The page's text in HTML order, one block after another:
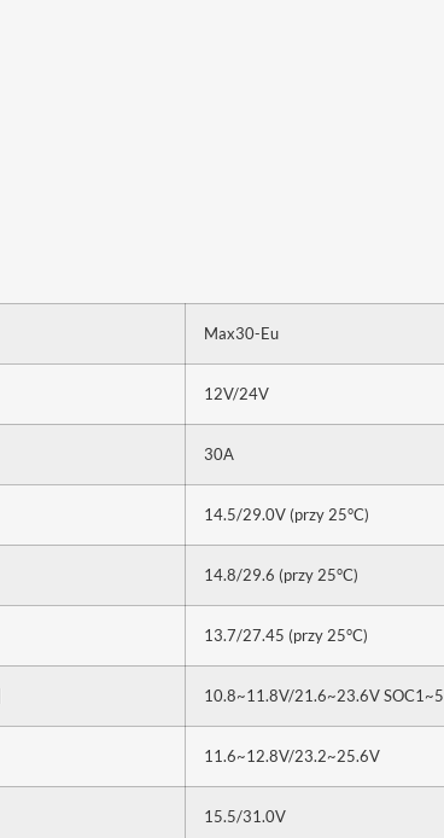
Max30-Eu
12V/24V
30A
14.5/29.0V (przy 25°C)
14.8/29.6 (przy 25°C)
13.7/27.45 (przy 25°C)
10.8~11.8V/21.6~23.6V SOC1~5
11.6~12.8V/23.2~25.6V
15.5/31.0V